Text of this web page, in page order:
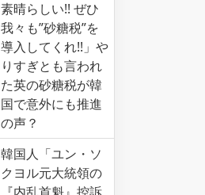
素晴らしい!! ぜひ
我々も”砂糖税”を
導入してくれ!!」や
りすぎとも言われ
た英の砂糖税が韓
国で意外にも推進
の声？
韓国人「ユン・ソ
クヨル元大統領の